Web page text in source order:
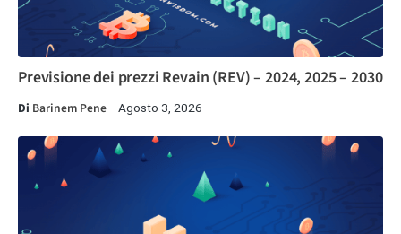
Previsione dei prezzi Revain (REV) – 2024, 2025 – 2030
Di Barinem Pene Agosto 3, 2026